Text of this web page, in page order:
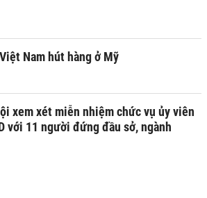
Nam hút hàng ở Mỹ
xem xét miễn nhiệm chức vụ ủy viên
với 11 người đứng đầu sở, ngành